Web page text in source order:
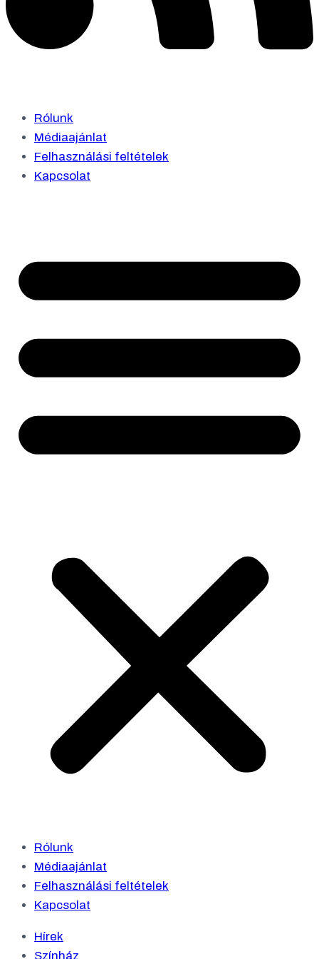
Rólunk
Médiaajánlat
Felhasználási feltételek
Kapcsolat
Rólunk
Médiaajánlat
Felhasználási feltételek
Kapcsolat
Hírek
Színház